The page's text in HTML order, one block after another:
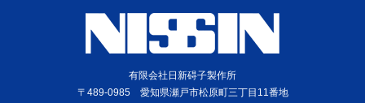
有限会社日新碍子製作所
〒489-0985 愛知県瀬戸市松原町三丁目11番地